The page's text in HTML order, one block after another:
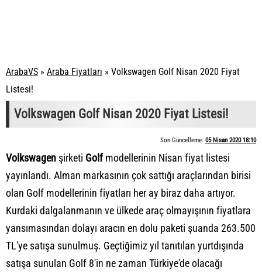
ArabaVS » Araba Fiyatları » Volkswagen Golf Nisan 2020 Fiyat
Listesi!
Volkswagen Golf Nisan 2020 Fiyat Listesi!
Son Güncelleme: 05 Nisan 2020 18:10
Volkswagen şirketi Golfmodellerinin Nisan fiyat listesi
yayınlandı. Alman markasının çok sattığı araçlarından birisi
olan Golf modellerinin fiyatları her ay biraz daha artıyor.
Kurdaki dalgalanmanın ve ülkede araç olmayışının fiyatlara
yansımasından dolayı aracın en dolu paketi şuanda 263.500
TL'ye satışa sunulmuş. Geçtiğimiz yıl tanıtılan yurtdışında
satışa sunulan Golf 8'in ne zaman Türkiye'deolacağı